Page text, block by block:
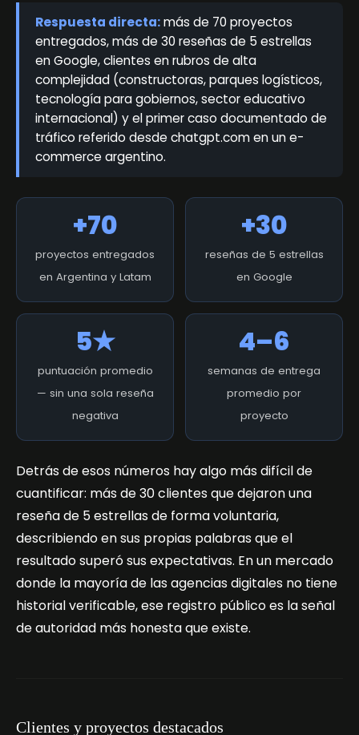
Respuesta directa:más de 70 proyectos
entregados, más de 30 reseñas de 5 estrellas
en Google, clientes en rubros de alta
complejidad (constructoras, parques logísticos,
tecnología para gobiernos, sector educativo
internacional) y el primer caso documentado de
tráfico referido desde chatgpt.com en un e-
commerce argentino.
+70
proyectos entregados
en Argentina y Latam
+30
reseñas de 5 estrellas
en Google
5★
puntuación promedio
— sin una sola reseña
negativa
4–6
semanas de entrega
promedio por
proyecto
Detrás de esos números hay algo más difícil de
cuantificar: más de 30 clientes que dejaron una
reseña de 5 estrellas de forma voluntaria,
describiendo en sus propias palabras que el
resultado superó sus expectativas. En un mercado
donde la mayoría de las agencias digitales no tiene
historial verificable, ese registro público es la señal
de autoridad más honesta que existe.
Clientes y proyectos destacados